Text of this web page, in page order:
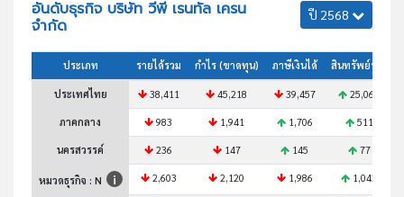
อันดับธุรกิจ บริษัท วีพี เรนทัล เครน
จำกัด
ปี 2568
ประเภท รายได้รวม กำไร (ขาดทุน) ภาษีเงินได้ สินทรัพย์รวม
ประเทศไทย 38,411 45,218 39,457 25,065
ภาคกลาง 983 1,941 1,706 511
นครสวรรค์ 236 147 145 77
หมวดธุรกิจ : N 2,603 2,120 1,986 1,042